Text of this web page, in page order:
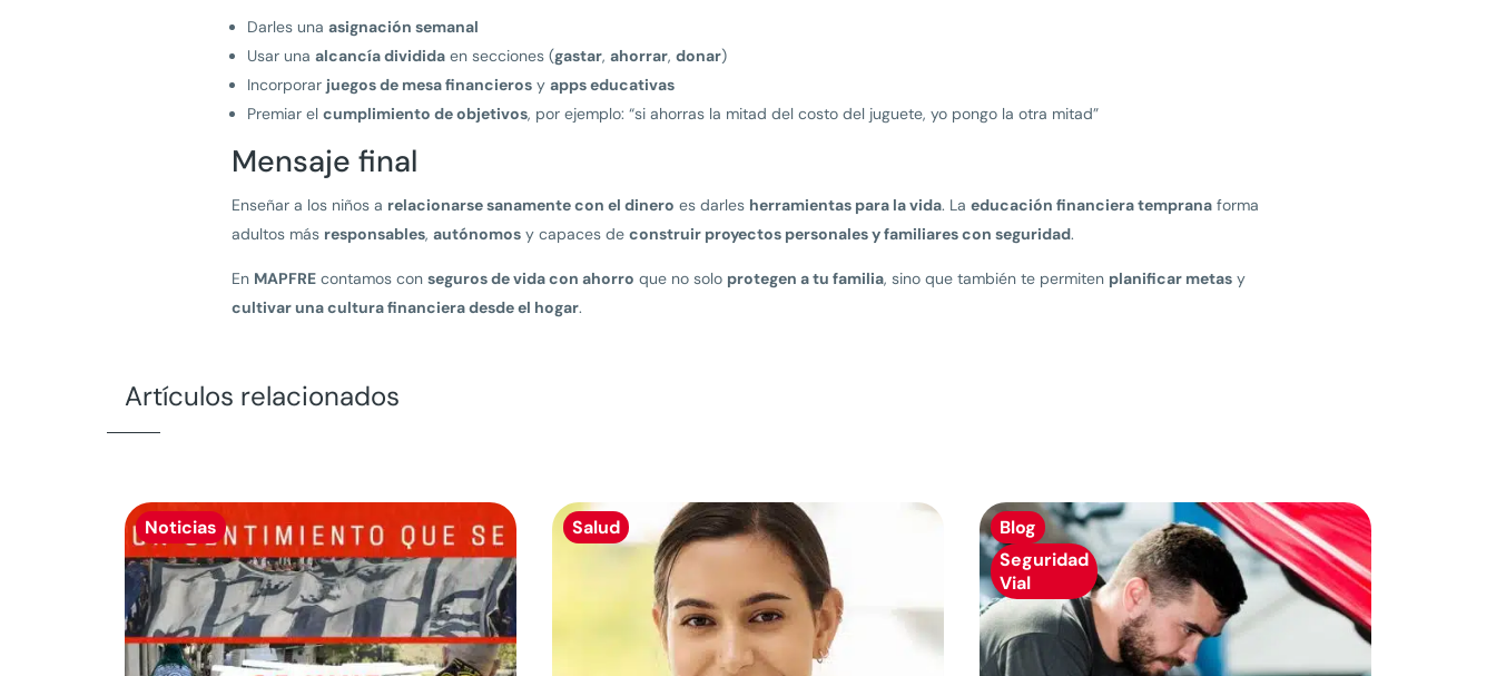
Darles una asignación semanal
Usar una alcancía dividida en secciones (gastar, ahorrar, donar)
Incorporar juegos de mesa financieros y apps educativas
Premiar el cumplimiento de objetivos, por ejemplo: “si ahorras la mitad del costo del juguete, yo pongo la otra mitad”
Mensaje final
Enseñar a los niños a relacionarse sanamente con el dinero es darles herramientas para la vida. La educación financiera temprana forma
adultos más responsables, autónomos y capaces de construir proyectos personales y familiares con seguridad.
En MAPFRE contamos con seguros de vida con ahorro que no solo protegen a tu familia, sino que también te permiten planificar metas y
cultivar una cultura financiera desde el hogar.
Artículos relacionados
Noticias Salud
Blog
Seguridad
Vial